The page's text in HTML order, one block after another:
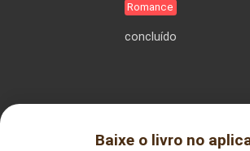
Romance
concluído
Baixe o livro no